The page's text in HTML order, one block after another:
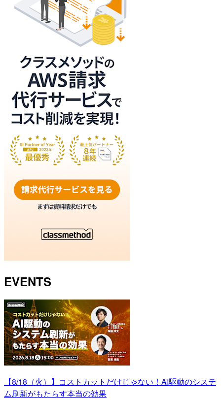
EVENTS
【8/18（火）】コストカットだけじゃない！AI駆動のシステ
ム刷新がもたらす本当の効果